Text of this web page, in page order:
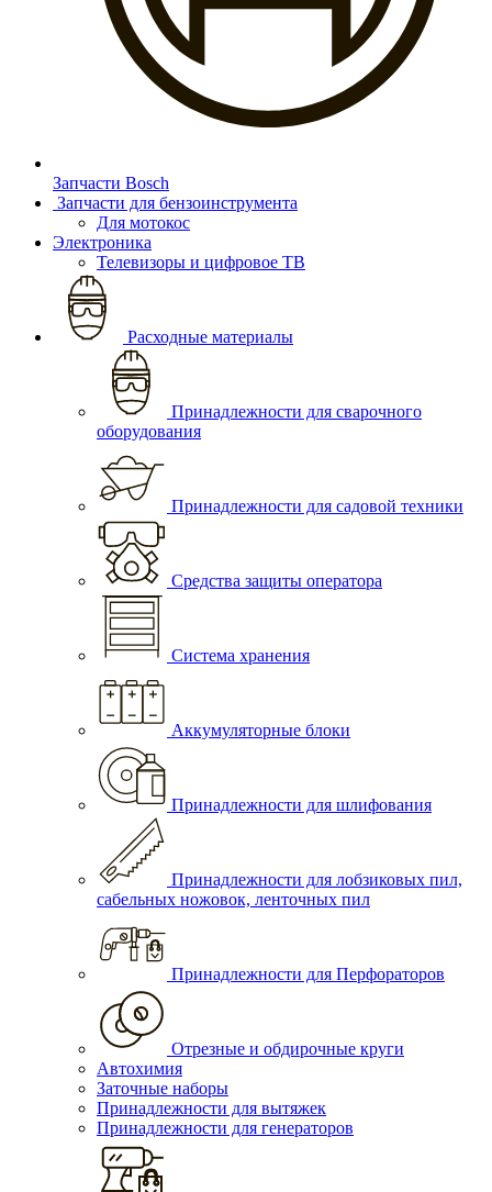
Запчасти Bosch
Запчасти для бензоинструмента
Для мотокос
Электроника
Телевизоры и цифровое ТВ
Расходные материалы
Принадлежности для сварочного
оборудования
Принадлежности для садовой техники
Средства защиты оператора
Система хранения
Аккумуляторные блоки
Принадлежности для шлифования
Принадлежности для лобзиковых пил,
сабельных ножовок, ленточных пил
Принадлежности для Перфораторов
Отрезные и обдирочные круги
Автохимия
Заточные наборы
Принадлежности для вытяжек
Принадлежности для генераторов